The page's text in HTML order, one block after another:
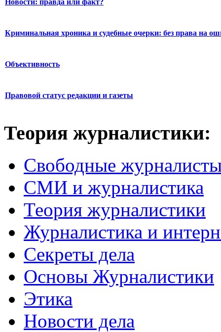
Новости: правда или факт?
Криминальная хроника и судебные очерки: без права на
Объективность
Правовой статус редакции и газеты
Теория журналистики:
Свободные
СМИ и журналистика
Теория журналистики
Журналистика и
Секреты дела
Основы Журналистики
Этика
Новости дела